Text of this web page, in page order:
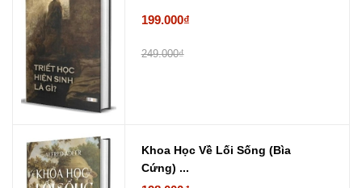
199.000₫
249.000₫
Khoa Học Về Lối Sống (Bìa
Cứng) ...